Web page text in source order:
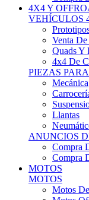
4X4 Y
VEHÍCULOS
Venta
Quads Y
4x4 De
PIEZAS
Mecánica
Llantas
ANUNCIOS
Compra
Compra
MOTOS
MOTOS
Motos